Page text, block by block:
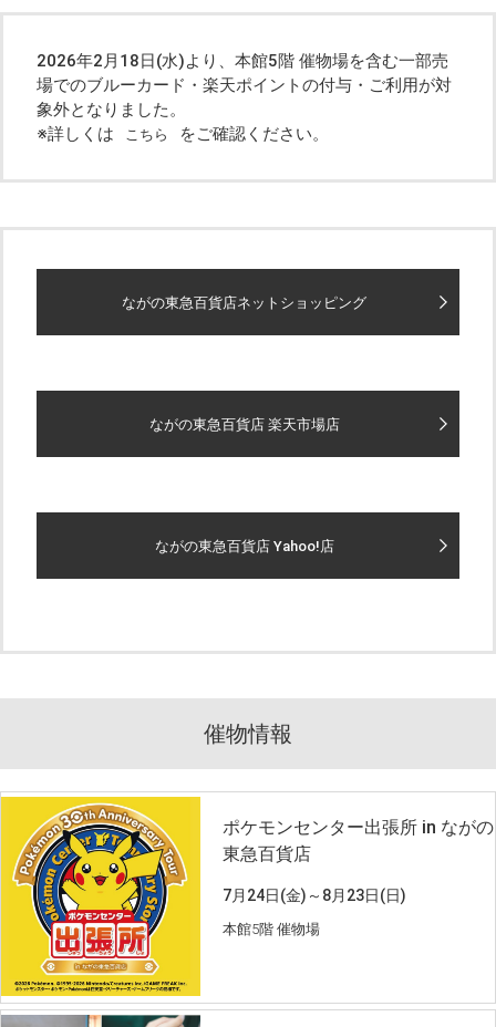
2026年2月18日(水)より、本館5階 催物場を含む一部売
場でのブルーカード・楽天ポイントの付与・ご利用が対
象外となりました。
※詳しくは
こちら をご確認ください。
ながの東急百貨店ネットショッピング
ながの東急百貨店 楽天市場店
ながの東急百貨店 Yahoo!店
催物情報
ポケモンセンター出張所 in ながの
東急百貨店
7月24日(金)～8月23日(日)
本館5階 催物場